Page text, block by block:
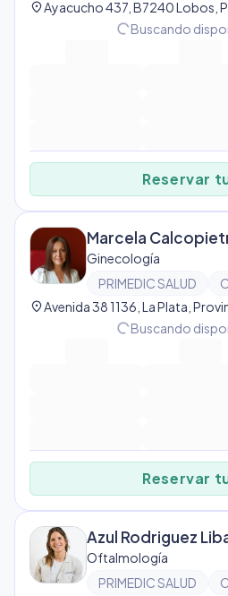
location_on
progress_activityBuscando
Reservar
Marcela
Ginecología
PRIMEDIC SALUD
location_on
progress_activityBuscando
Reservar
Azul Rodriguez
Oftalmología
PRIMEDIC SALUD